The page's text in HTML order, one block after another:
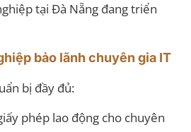
tại Đà Nẵng đang triển
bảo lãnh chuyên gia IT
bị đầy đủ:
phép lao động cho chuyên